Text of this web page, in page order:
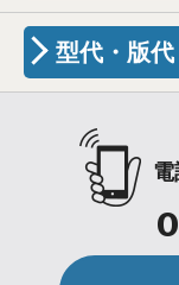
型代・版代